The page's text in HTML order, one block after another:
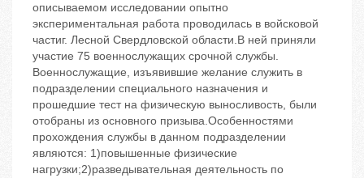
описываемом исследовании опытно
‬экспериментальная работа проводилась в войсковой
частиг. Лесной Свердловской области.В ней приняли
участие 75 военнослужащих срочной службы.
Военнослужащие, изъявившие желание служить в
подразделении специального назначения и
прошедшие тест на физическую выносливость, были
отобраны из основного призыва.Особенностями
прохождения службы в данном подразделении
являются: 1)повышенные физические
нагрузки;2)разведывательная деятельность по